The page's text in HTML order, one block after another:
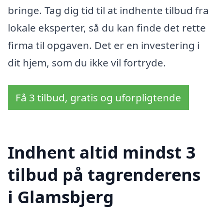
bringe. Tag dig tid til at indhente tilbud fra
lokale eksperter, så du kan finde det rette
firma til opgaven. Det er en investering i
dit hjem, som du ikke vil fortryde.
Få 3 tilbud, gratis og uforpligtende
Indhent altid mindst 3
tilbud på tagrenderens
i Glamsbjerg